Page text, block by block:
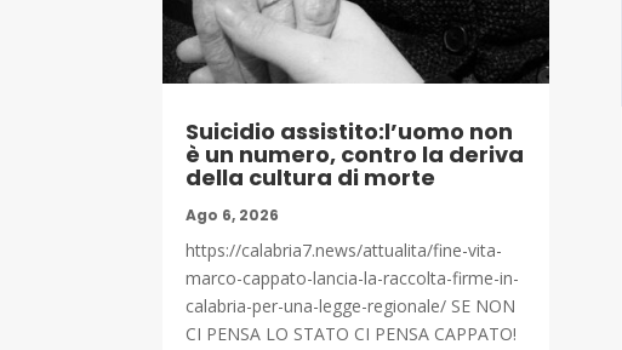
Suicidio assistito:l’uomo non
è un numero, contro la deriva
della cultura di morte
Ago 6, 2026
https://calabria7.news/attualita/fine-vita-
marco-cappato-lancia-la-raccolta-firme-in-
calabria-per-una-legge-regionale/ SE NON
CI PENSA LO STATO CI PENSA CAPPATO!